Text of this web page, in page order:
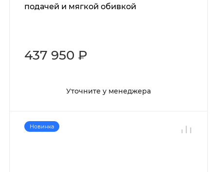
подачей и мягкой обивкой
437 950 ₽
Уточните у менеджера
Новинка